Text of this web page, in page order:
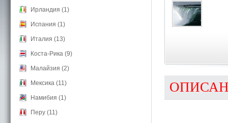
Ирландия (1)
Испания (1)
Италия (13)
Коста-Рика (9)
Малайзия (2)
Мексика (11)
Намибия (1)
Перу (11)